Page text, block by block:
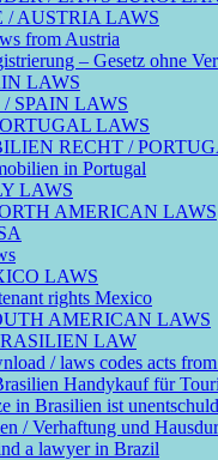
/ AUSTRIA LAWS
from Austria
– Gesetz ohne
LAWS
SPAIN LAWS
LAWS
RECHT /
in Portugal
LAWS
AMERICAN LAWS
LAWS
rights Mexico
AMERICAN LAWS
LAW
/ laws codes acts
Handykauf für
in Brasilien ist
/ Verhaftung und
a lawyer in Brazil